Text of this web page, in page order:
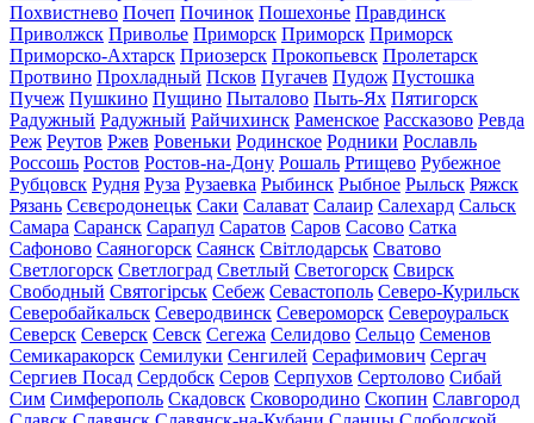
Похвистнево Почеп Починок Пошехонье Правдинск
Приволжск Приволье Приморск Приморск Приморск
Приморско-Ахтарск Приозерск Прокопьевск Пролетарск
Протвино Прохладный Псков Пугачев Пудож Пустошка
Пучеж Пушкино Пущино Пыталово Пыть-Ях Пятигорск
Радужный Радужный Райчихинск Раменское Рассказово Ревда
Реж Реутов Ржев Ровеньки Родинское Родники Рославль
Россошь Ростов Ростов-на-Дону Рошаль Ртищево Рубежное
Рубцовск Рудня Руза Рузаевка Рыбинск Рыбное Рыльск Ряжск
Рязань Сєвєродонецьк Саки Салават Салаир Салехард Сальск
Самара Саранск Сарапул Саратов Саров Сасово Сатка
Сафоново Саяногорск Саянск Світлодарськ Сватово
Светлогорск Светлоград Светлый Светогорск Свирск
Свободный Святогірськ Себеж Севастополь Северо-Курильск
Северобайкальск Северодвинск Североморск Североуральск
Северск Северск Севск Сегежа Селидово Сельцо Семенов
Семикаракорск Семилуки Сенгилей Серафимович Сергач
Сергиев Посад Сердобск Серов Серпухов Сертолово Сибай
Сим Симферополь Скадовск Сковородино Скопин Славгород